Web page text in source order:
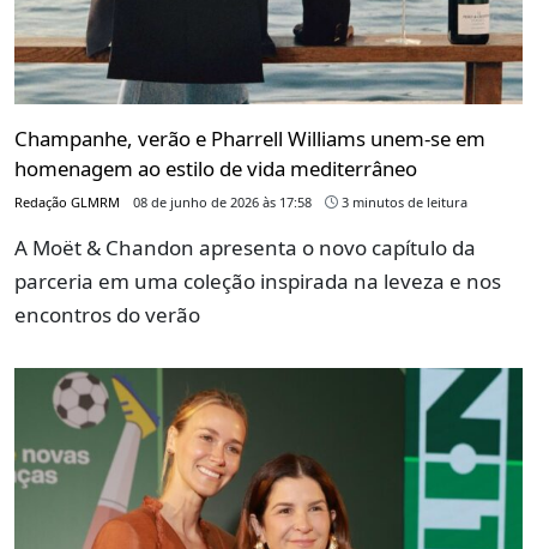
Champanhe, verão e Pharrell Williams unem-se em
homenagem ao estilo de vida mediterrâneo
Redação GLMRM 08 de junho de 2026 às 17:58 3 minutos de leitura
A Moët & Chandon apresenta o novo capítulo da
parceria em uma coleção inspirada na leveza e nos
encontros do verão